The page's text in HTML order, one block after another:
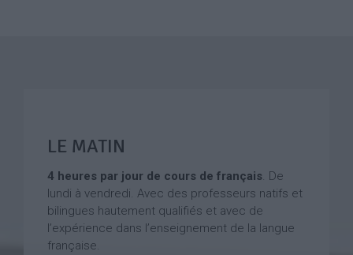
LE MATIN
4 heures par jour de cours de français. De
lundi à vendredi. Avec des professeurs natifs et
bilingues hautement qualifiés et avec de
l’expérience dans l’enseignement de la langue
française.